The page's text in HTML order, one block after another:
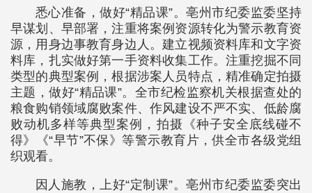
悉心准备，做好“精品课”。亳州市纪委监委坚持
早谋划、早部署，注重将案例资源转化为警示教育资
源，用身边事教育身边人。建立视频资料库和文字资
料库，扎实做好第一手资料收集工作。注重挖掘不同
类型的典型案例，根据涉案人员特点，精准确定拍摄
主题，做好“精品课”。全市纪检监察机关根据查处的
粮食购销领域腐败案件、作风建设不严不实、低龄腐
败动机多样等典型案例，拍摄《种子安全底线碰不
得》《“早节”不保》等警示教育片，供全市各级党组
织观看。
因人施教，上好“定制课”。亳州市纪委监委突出